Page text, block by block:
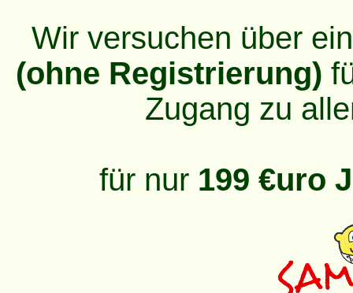
Wir versuchen über
(ohne Registrierung)
Zugang zu
für nur 199 €uro